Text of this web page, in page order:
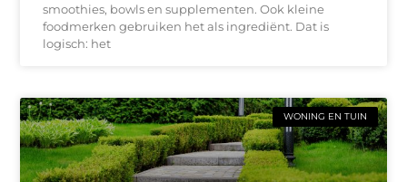
smoothies, bowls en supplementen. Ook kleine
foodmerken gebruiken het als ingrediënt. Dat is
logisch: het
WONING EN TUIN